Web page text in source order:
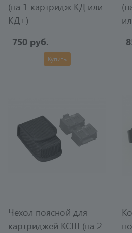
(на 1 картридж КД или
КД+)
750 руб.
Купить
Чехол поясной для
картриджей КСШ (на 2